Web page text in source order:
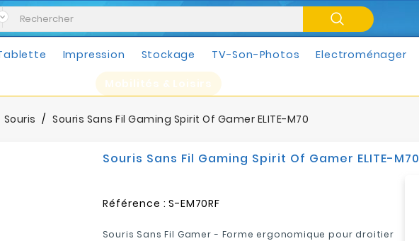
Impression Stockage TV-Son-Photos Electroménager
Mobilités & Loisirs
Souris Souris Sans Fil Gaming Spirit Of Gamer ELITE-M70
Souris Sans Fil Gaming Spirit Of Gamer ELITE-M70
Référence : S-EM70RF
Souris Sans Fil Gamer - Forme ergonomique pour droitier